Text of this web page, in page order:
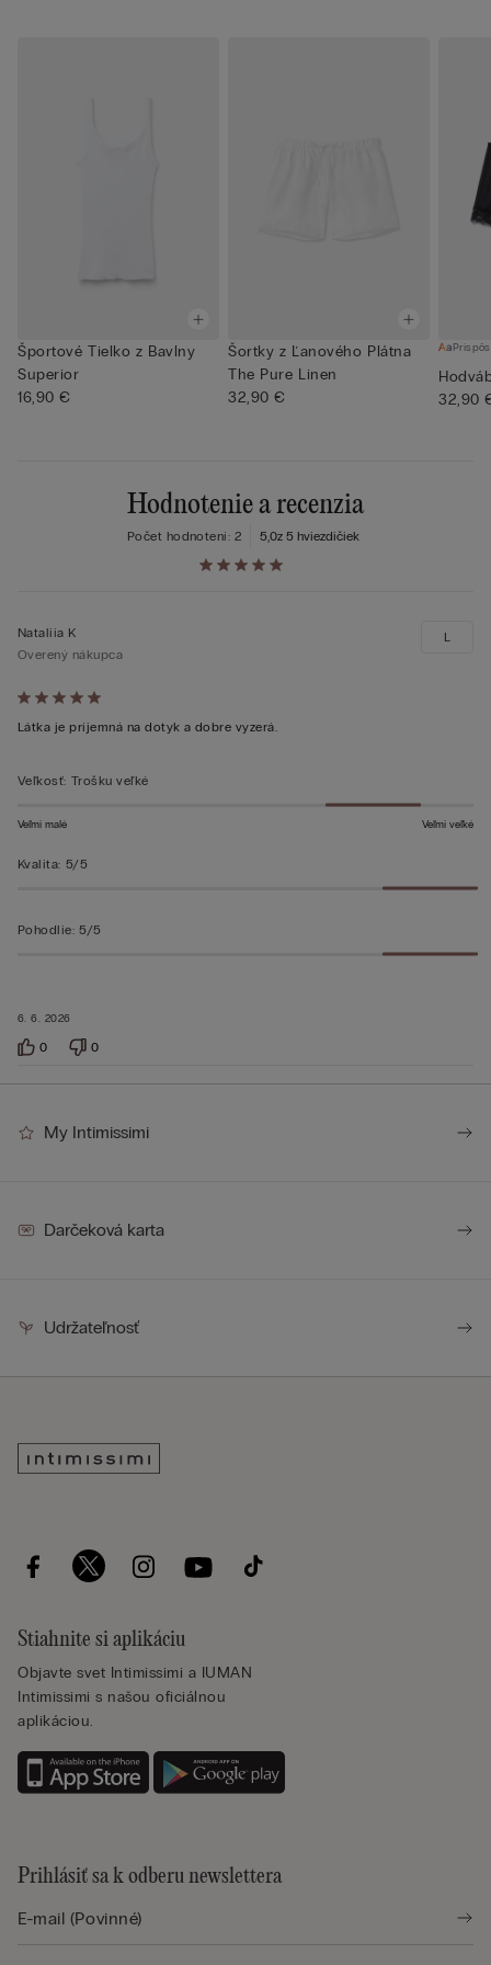
Športové Tielko z Bavlny
Superior
16,90 €
Šortky z Ľanového Plátna
The Pure Linen
32,90 €
32,90
Hodnotenie a recenzia
5,0z 5 hviezdičiek
Počet hodnotení: 2
Hodnotenie:
5
6. 6. 2026
Nataliia K
Overený nákupca
Látka je príjemná na dotyk a dobre vyzerá.
L
Veľkosť: Trošku veľké
Veľmi malé Veľmi veľké
Kvalita: 5/5
Pohodlie: 5/5
0 0
My Intimissimi
Darčeková karta
Udržateľnosť
Stiahnite si aplikáciu
Objavte svet Intimissimi a IUMAN
Intimissimi s našou oficiálnou
aplikáciou.
Prihlásiť sa k odberu newslettera